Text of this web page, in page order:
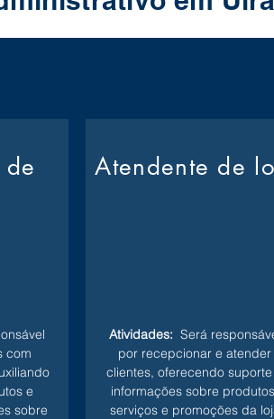
com
e
sobre
Atendente de
Atividades: Será
por recepcionar e atender
clientes, oferecendo
informações sobre
serviços e promoções da